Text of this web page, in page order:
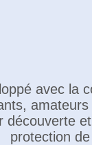
avec la
découverte
protection